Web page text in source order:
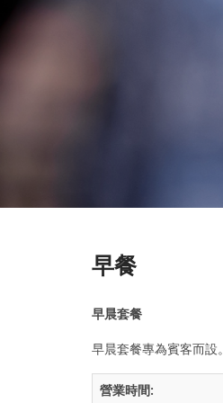
早餐
早晨套餐
早晨套餐專為賓客而設。
營業時間: